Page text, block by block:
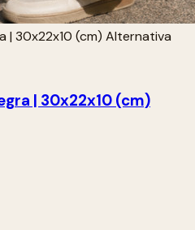
| 30x22x10 (cm)